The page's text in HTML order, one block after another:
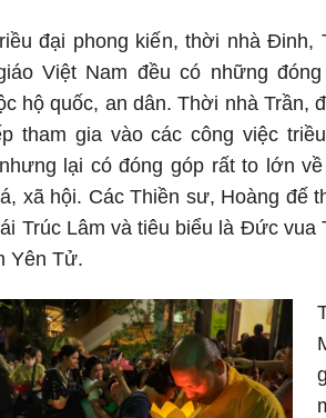
đại phong kiến, thời nhà Đinh,
Việt Nam đều có những
hộ quốc, an dân. Thời nhà Trần,
tham gia vào các công việc
lại có đóng góp rất to lớn
xã hội. Các Thiền sư, Hoàng đế
Trúc Lâm và tiêu biểu là Đức
Yên Tử.